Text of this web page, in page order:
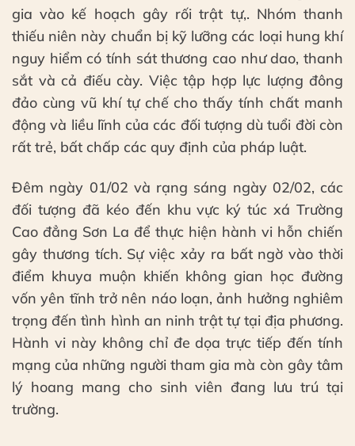
gia vào kế hoạch gây rối trật tự,. Nhóm thanh
thiếu niên này chuẩn bị kỹ lưỡng các loại hung khí
nguy hiểm có tính sát thương cao như dao, thanh
sắt và cả điếu cày. Việc tập hợp lực lượng đông
đảo cùng vũ khí tự chế cho thấy tính chất manh
động và liều lĩnh của các đối tượng dù tuổi đời còn
rất trẻ, bất chấp các quy định của pháp luật.
Đêm ngày 01/02 và rạng sáng ngày 02/02, các
đối tượng đã kéo đến khu vực ký túc xá Trường
Cao đẳng Sơn La để thực hiện hành vi hỗn chiến
gây thương tích. Sự việc xảy ra bất ngờ vào thời
điểm khuya muộn khiến không gian học đường
vốn yên tĩnh trở nên náo loạn, ảnh hưởng nghiêm
trọng đến tình hình an ninh trật tự tại địa phương.
Hành vi này không chỉ đe dọa trực tiếp đến tính
mạng của những người tham gia mà còn gây tâm
lý hoang mang cho sinh viên đang lưu trú tại
trường.